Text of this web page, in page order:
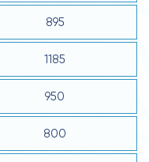
895
1185
950
800